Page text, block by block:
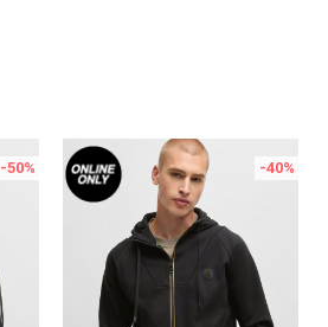
-50% -40%